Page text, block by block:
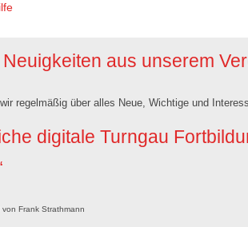
aus unserem
regelmäßig über alles Neue, Wichtige und
digitale Turngau
von Frank Strathmann